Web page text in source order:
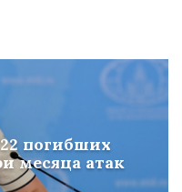
погибших
месяца атак